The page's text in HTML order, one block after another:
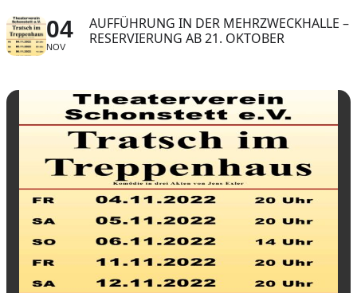
04
NOV
AUFFÜHRUNG IN DER MEHRZWECKHALLE –
RESERVIERUNG AB 21. OKTOBER